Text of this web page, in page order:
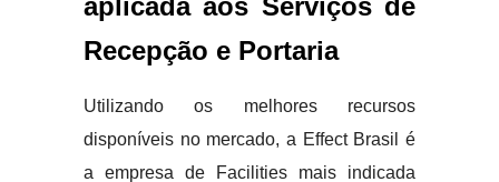
aplicada aos Serviços de
Recepção e Portaria
Utilizando os melhores recursos
disponíveis no mercado, a Effect Brasil é
a empresa de Facilities mais indicada